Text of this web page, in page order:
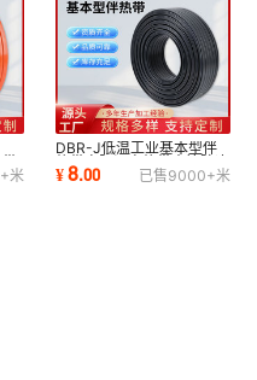
米
DBR-J低温工业基本型伴
热带自限温电热带水管防冻
伴热带源头厂家
¥8.00 已售9000+米